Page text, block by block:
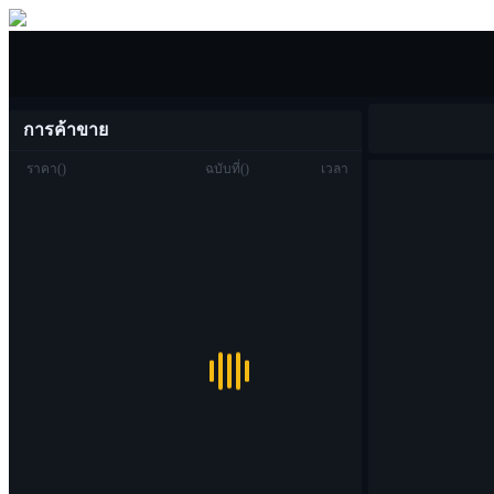
การค้าขาย
ราคา() ฉบับที่() เวลา